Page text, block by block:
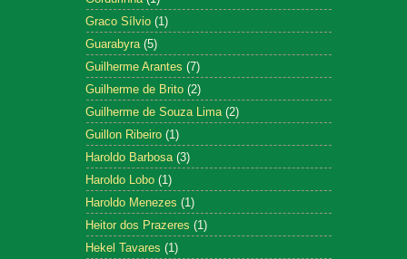
Graco Sílvio (1)
Guarabyra (5)
Guilherme Arantes (7)
Guilherme de Brito (2)
Guilherme de Souza Lima (2)
Guillon Ribeiro (1)
Haroldo Barbosa (3)
Haroldo Lobo (1)
Haroldo Menezes (1)
Heitor dos Prazeres (1)
Hekel Tavares (1)